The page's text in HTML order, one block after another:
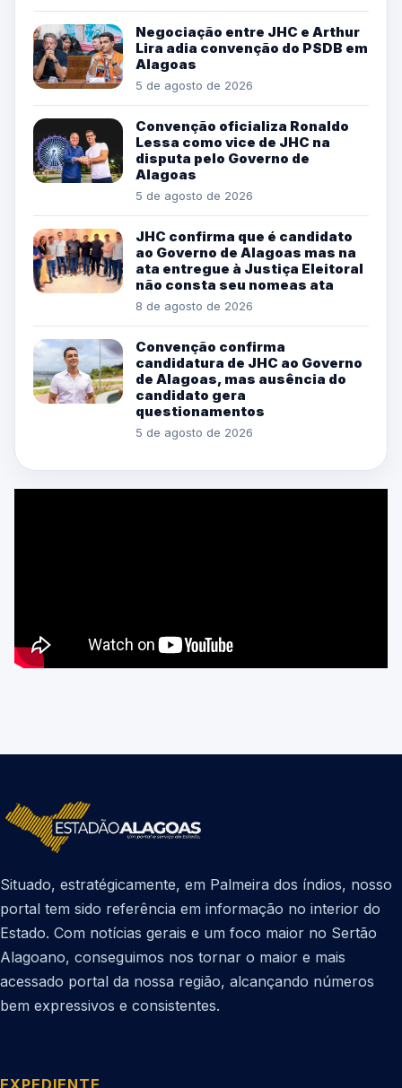
Negociação entre JHC e Arthur
Lira adia convenção do PSDB em
Alagoas
5 de agosto de 2026
Convenção oficializa Ronaldo
Lessa como vice de JHC na
disputa pelo Governo de
Alagoas
5 de agosto de 2026
JHC confirma que é candidato
ao Governo de Alagoas mas na
ata entregue à Justiça Eleitoral
não consta seu nomeas ata
8 de agosto de 2026
Convenção confirma
candidatura de JHC ao Governo
de Alagoas, mas ausência do
candidato gera
questionamentos
5 de agosto de 2026
Situado, estratégicamente, em Palmeira dos índios, nosso
portal tem sido referência em informação no interior do
Estado. Com notícias gerais e um foco maior no Sertão
Alagoano, conseguimos nos tornar o maior e mais
acessado portal da nossa região, alcançando números
bem expressivos e consistentes.
EXPEDIENTE